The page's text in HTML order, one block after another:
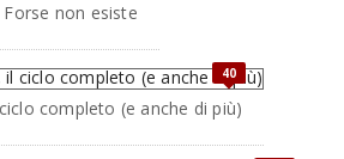
non esiste
40
completo (e anche di più)